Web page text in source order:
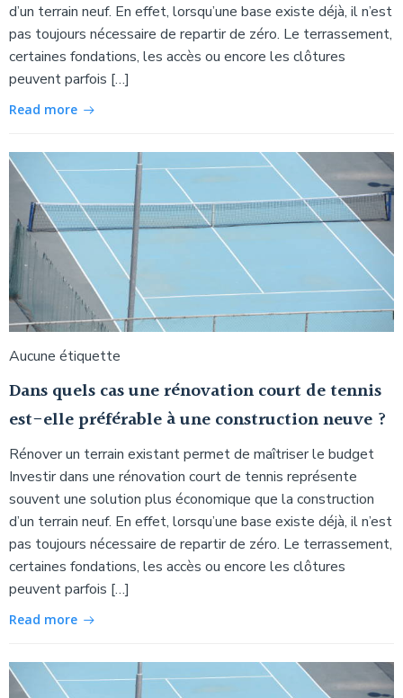
d’un terrain neuf. En effet, lorsqu’une base existe déjà, il n’est
pas toujours nécessaire de repartir de zéro. Le terrassement,
certaines fondations, les accès ou encore les clôtures
peuvent parfois […]
Read more
Aucune étiquette
Dans quels cas une rénovation court de tennis
est-elle préférable à une construction neuve ?
Rénover un terrain existant permet de maîtriser le budget
Investir dans une rénovation court de tennis représente
souvent une solution plus économique que la construction
d’un terrain neuf. En effet, lorsqu’une base existe déjà, il n’est
pas toujours nécessaire de repartir de zéro. Le terrassement,
certaines fondations, les accès ou encore les clôtures
peuvent parfois […]
Read more